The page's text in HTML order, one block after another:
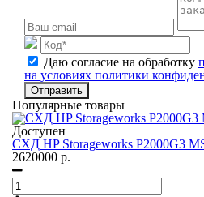
Даю согласие на обработку
на условиях политики
Отправить
Популярные товары
Доступен
СХД HP Storageworks P2000G3
2620000 р.